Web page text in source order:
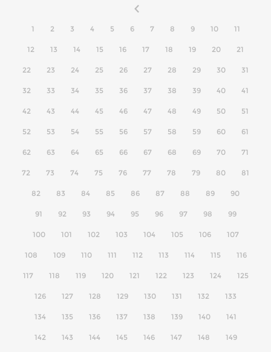
1 2 3 4 5 6 7 8 9 10 11
12 13 14 15 16 17 18 19 20 21
22 23 24 25 26 27 28 29 30 31
32 33 34 35 36 37 38 39 40 41
42 43 44 45 46 47 48 49 50 51
52 53 54 55 56 57 58 59 60 61
62 63 64 65 66 67 68 69 70 71
72 73 74 75 76 77 78 79 80 81
82 83 84 85 86 87 88 89 90
91 92 93 94 95 96 97 98 99
100 101 102 103 104 105 106 107
108 109 110 111 112 113 114 115 116
117 118 119 120 121 122 123 124 125
126 127 128 129 130 131 132 133
134 135 136 137 138 139 140 141
142 143 144 145 146 147 148 149